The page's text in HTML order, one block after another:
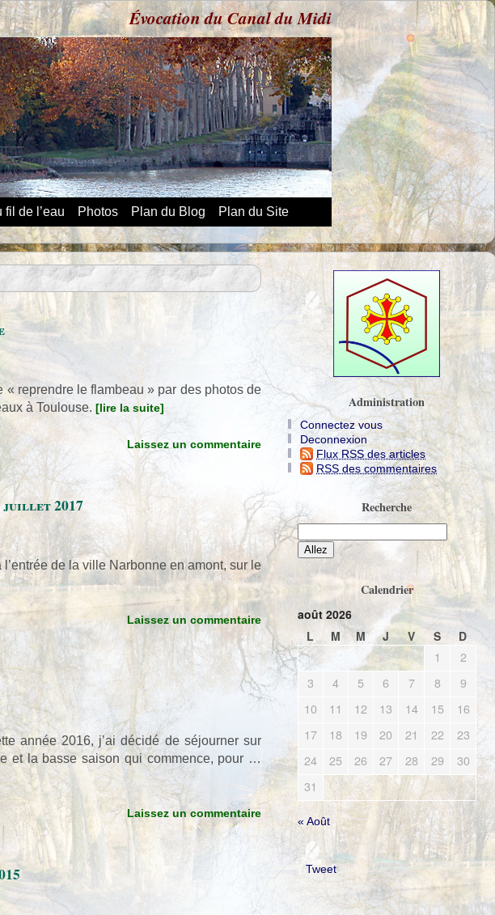
Évocation du Canal du Midi
fil de l’eau Photos Plan du Blog Plan du Site
Administration
Connectez vous
Deconnexion
Flux RSS des articles
RSS des commentaires
Recherche
Calendrier
août 2026
L
M M J V S D
1
2
3
4 5 6 7 8
9
10
11 12 13 14 15
16
17
18 19 20 21 22
23
24
25 26 27 28 29
30
31
« Août
Tweet
reprendre le flambeau » par des photos de
à Toulouse. [lire la suite]
Laissez un commentaire
juillet 2017
de la ville Narbonne en amont, sur le
Laissez un commentaire
année 2016, j’ai décidé de séjourner sur
et la basse saison qui commence, pour …
Laissez un commentaire